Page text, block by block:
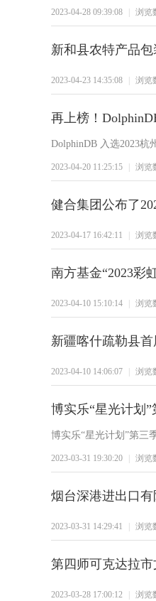
网
2023-04-28 09:39:08 浏览
新和县农特产品
2023-04-23 14:35:08 浏览
再上榜！
DolphinDB 入选2023杭
2023-04-20 11:25:15 浏览
健合集团公布了
2023-04-17 16:42:11 浏览
南方基金“2023彩
2023-04-10 15:10:14 浏览
新疆喀什疏勒县
2023-04-10 14:06:07 浏览
博实乐“星光计划
博实乐“星光计划”第三
2023-03-31 19:30:20 浏览
烟台深港进出口
2023-03-31 14:29:41 浏览
第四师可克达拉
2023-03-28 17:00:12 浏览